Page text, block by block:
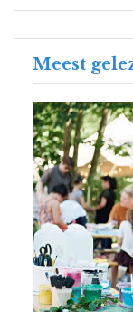
Meest